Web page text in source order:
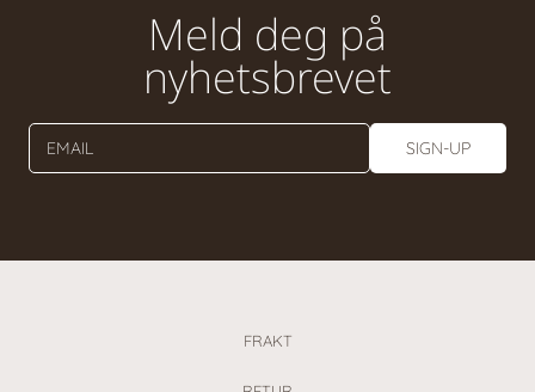
Meld deg på
nyhetsbrevet
EMAIL SIGN-UP
FRAKT